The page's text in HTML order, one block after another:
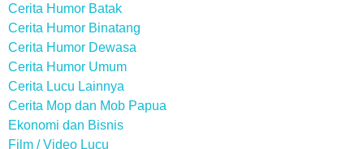
Cerita Humor Batak
Cerita Humor Binatang
Cerita Humor Dewasa
Cerita Humor Umum
Cerita Lucu Lainnya
Cerita Mop dan Mob Papua
Ekonomi dan Bisnis
Film / Video Lucu